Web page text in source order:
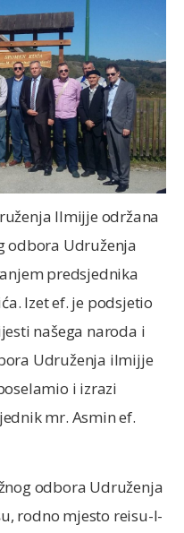
Ilmijje održana
odbora Udruženja
predsjednika
Izet ef. je podsjetio
našega naroda i
Udruženja ilmijje
i izrazi
mr. Asmin ef.
odbora Udruženja
rodno mjesto reisu-l-